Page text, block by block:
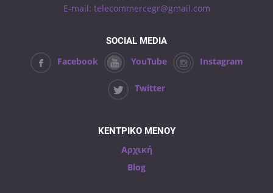
E-mail: telecommercegr@gmail.com
SOCIAL MEDIA
Facebook YouTube Instagram
Twitter
ΚΕΝΤΡΙΚΟ ΜΕΝΟΥ
Αρχική
Blog